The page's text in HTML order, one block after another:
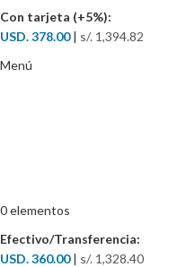
Con tarjeta (+5%):
USD. 378.00| s/. 1,394.82
Menú
0elementos
Efectivo/Transferencia:
USD. 360.00| s/. 1,328.40